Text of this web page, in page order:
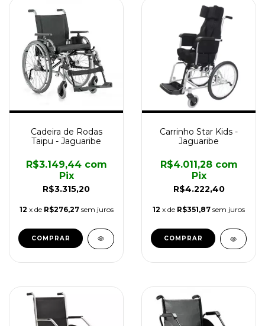
Cadeira de Rodas
Taipu - Jaguaribe
R$3.315,20
R$3.149,44 com
Pix
12 x de R$276,27 sem juros
Carrinho Star Kids -
Jaguaribe
R$4.222,40
R$4.011,28 com
Pix
12 x de R$351,87 sem juros